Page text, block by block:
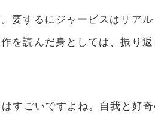
要するにジャービスはリア
を読んだ身としては、振り
すごいですよね。自我と好